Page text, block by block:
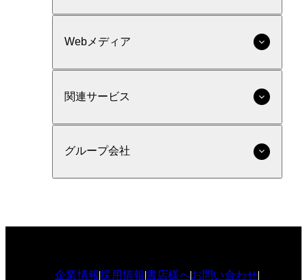
Webメディア
関連サービス
グループ会社
企業情報採用情報書店様へお問い合わせ